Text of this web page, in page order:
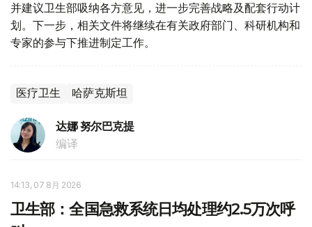
并建议卫生部吸纳各方意见，进一步完善战略及配套行动计
划。下一步，相关文件将继续在有关政府部门、科研机构和
专家的参与下推进制定工作。
医疗卫生 哈萨克斯坦
达娜 努尔巴克提
编译
14:13, 07 8月 2026
卫生部：全国急救系统日均处理约2.5万次呼